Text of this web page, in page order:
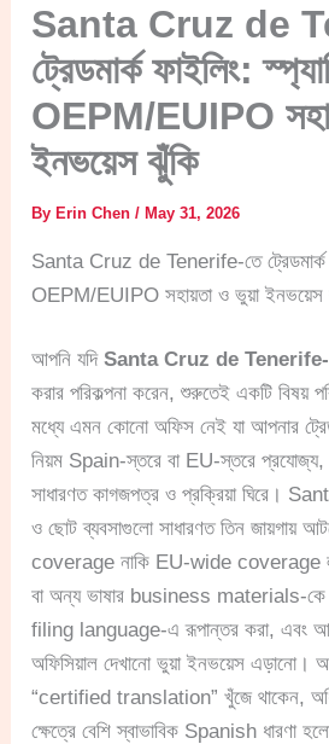
Santa Cruz de
ট্রেডমার্ক ফাইলিং:
OEPM/EUIPO
ইনভয়েস ঝুঁকি
ByErin Chen/May 31, 2026
Santa Cruz de Tenerife-তে ট্রেডমার্ক
OEPM/EUIPO সহায়তা ও ভুয়া ইনভয়েস
আপনি যদিSanta Cruz de
করার পরিকল্পনা করেন, শুরুতেই একটি বিষয়
মধ্যে এমন কোনো অফিস নেই যা আপনার
নিয়ম Spain-স্তরে বা EU-স্তরে প্রযোজ্য,
সাধারণত কাগজপত্র ও প্রক্রিয়া ঘিরে।
ও ছোট ব্যবসাগুলো সাধারণত তিন জায়গায়
coverage নাকি EU-wide coverage
বা অন্য ভাষার business materials-কে
filing language-এ রূপান্তর করা, এবং
অফিসিয়াল দেখানো ভুয়া ইনভয়েস এড়ানো।
“certified translation” খুঁজে থাকেন,
ক্ষেত্রে বেশি স্বাভাবিক Spanish ধারণা